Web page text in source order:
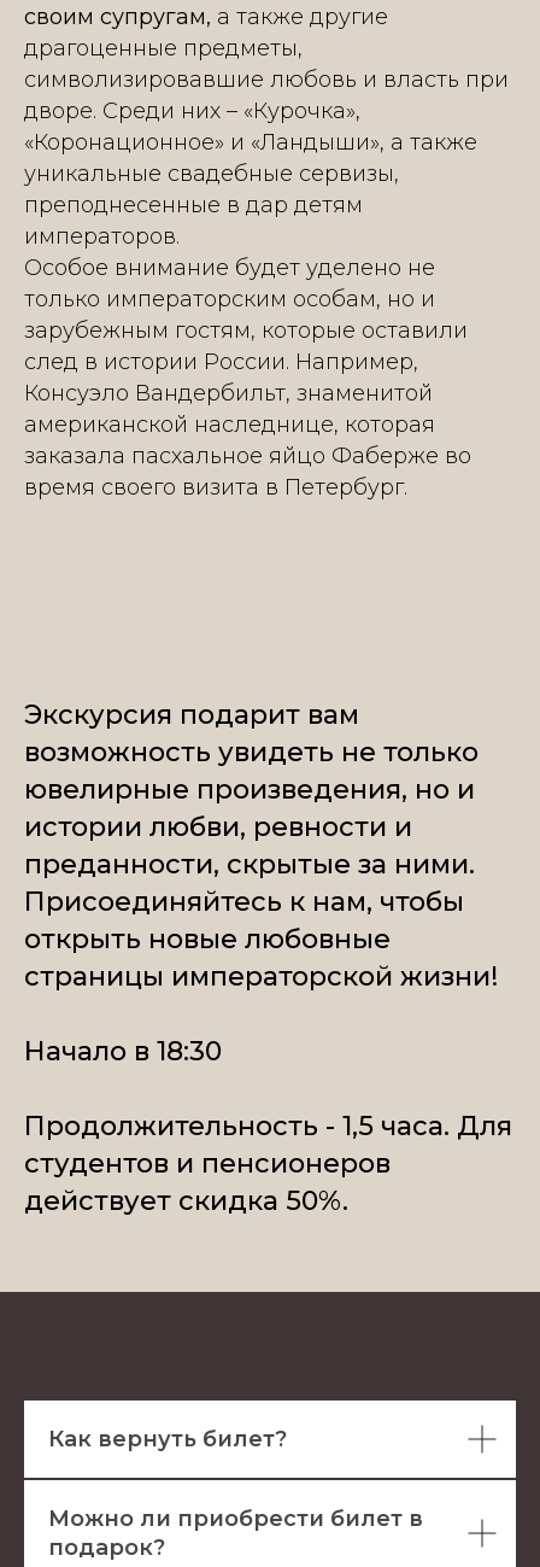
своим супругам, а также другие
драгоценные предметы,
символизировавшие любовь и власть при
дворе. Среди них – «Курочка»,
«Коронационное» и «Ландыши», а также
уникальные свадебные сервизы,
преподнесенные в дар детям
императоров.
Особое внимание будет уделено не
только императорским особам, но и
зарубежным гостям, которые оставили
след в истории России. Например,
Консуэло Вандербильт, знаменитой
американской наследнице, которая
заказала пасхальное яйцо Фаберже во
время своего визита в Петербург.
Экскурсия подарит вам
возможность увидеть не только
ювелирные произведения, но и
истории любви, ревности и
преданности, скрытые за ними.
Присоединяйтесь к нам, чтобы
открыть новые любовные
страницы императорской жизни!
Начало в 18:30
Продолжительность - 1,5 часа. Для
студентов и пенсионеров
действует скидка 50%.
Как вернуть билет?
Можно ли приобрести билет в
подарок?